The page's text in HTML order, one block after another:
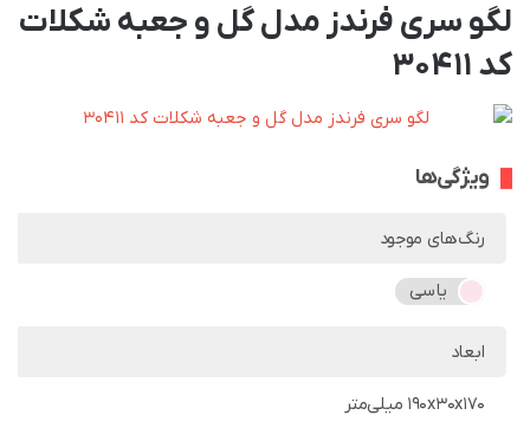
لگو سری فرندز مدل گل و جعبه شکلات
کد 30411
ویژگی‌ها
رنگ‌های موجود
یاسی
ابعاد
190x30x170 میلی‌متر